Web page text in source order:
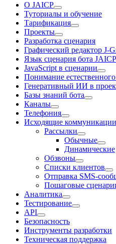
О JAICP
Туториалы и обучение
Тарификация
Проекты
Разработка сценария
Графический редактор
Язык сценария бота
JavaScript в сценарии
Понимание
Генеративный ИИ в
Базы знаний бота
Каналы
Телефония
Исходящие коммуникации
Рассылки
Обычные
Динамические
Обзвоны
Списки клиентов
Отправка SMS-
Пошаговые
Аналитика
Тестирование
API
Безопасность
Инструменты разработки
Техническая поддержка